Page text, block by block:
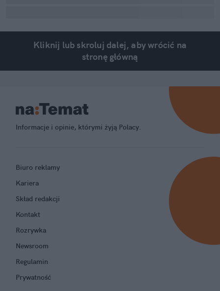
Kliknij lub skroluj dalej, aby wrócić na
stronę główną
Informacje i opinie, którymi żyją Polacy.
Biuro reklamy
Kariera
Skład redakcji
Kontakt
Rozrywka
Newsroom
Regulamin
Prywatność